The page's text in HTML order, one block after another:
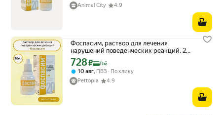
Animal City
4.9
Фоспасим, раствор для лечения
нарушений поведенческих реакций, 20
мл.
Цена с картой Яндекс Пэй 728 ₽ вместо
728₽ Пэй
10 авг, ПВЗ
По клику
Pettopia
4.9